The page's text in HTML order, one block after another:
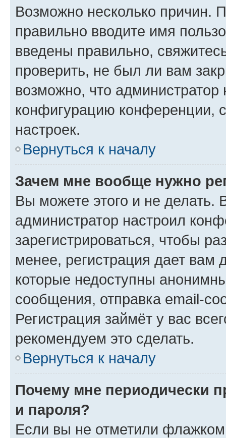
Возможно несколько причин.
правильно вводите имя
введены правильно,
проверить, не был ли вам
возможно, что администратор
конфигурацию конференции,
настроек.
Вернуться к началу
Зачем мне вообще нужно
Вы можете этого и не делать.
администратор настроил
зарегистрироваться, чтобы
менее, регистрация дает вам
которые недоступны
сообщения, отправка email-
Регистрация займёт у вас
рекомендуем это сделать.
Вернуться к началу
Почему мне периодически
и пароля?
Если вы не отметили